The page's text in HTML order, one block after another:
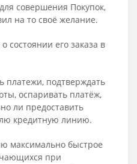
совершения Покупок,
на то своё желание.
состоянии его заказа в
платежи, подтверждать
оспаривать платёж,
ли предоставить
кредитную линию.
максимально быстрое
при